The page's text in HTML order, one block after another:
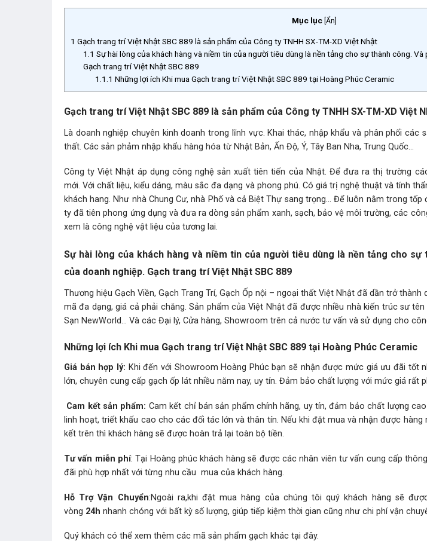
Mục lục Ẩn
1 Gạch trang trí Việt Nhật SBC 889 là sản phẩm của Công ty TNHH SX-TM-XD Việt Nhật
1.1 Sự hài lòng của khách hàng và niềm tin của người tiêu dùng là nền tảng cho sự thành công.
Gạch trang trí Việt Nhật SBC 889
1.1.1 Những lợi ích Khi mua Gạch trang trí Việt Nhật SBC 889 tại Hoàng Phúc Ceramic
Gạch trang trí Việt Nhật SBC 889 là sản phẩm của Công ty TNHH SX-TM-XD Việt
Là doanh nghiệp chuyên kinh doanh trong lĩnh vực. Khai thác, nhập khẩu và phân phối các
thất. Các sản phảm nhập khẩu hàng hóa từ Nhật Bản, Ấn Độ, Ý, Tây Ban Nha, Trung Quốc…
Công ty Việt Nhật áp dụng công nghệ sản xuất tiên tiến của Nhật. Để đưa ra thị trường
mới. Với chất liệu, kiểu dáng, màu sắc đa dạng và phong phú. Có giá trị nghệ thuật và tính
khách hang. Như nhà Chung Cư, nhà Phố và cả Biệt Thự sang trọng… Để luôn nằm trong tốp
ty đã tiên phong ứng dụng và đưa ra dòng sản phẩm xanh, sạch, bảo vệ môi trường, các
xem là công nghệ vật liệu của tương lai.
Sự hài lòng của khách hàng và niềm tin của người tiêu dùng là nền tảng cho sự
của doanh nghiệp. Gạch trang trí Việt Nhật SBC 889
Thương hiệu Gạch Viền, Gạch Trang Trí, Gạch Ốp nội – ngoại thất Việt Nhật đã dần trở thành
mã đa dạng, giá cả phải chăng. Sản phẩm của Việt Nhật đã được nhiều nhà kiến trúc sư
Sạn NewWorld… Và các Đại lý, Cửa hàng, Showroom trên cả nước tư vấn và sử dụng cho
Những lợi ích Khi mua Gạch trang trí Việt Nhật SBC 889 tại Hoàng Phúc Ceramic
Giá bán hợp lý: Khi đến với Showroom Hoàng Phúc bạn sẽ nhận được mức giá ưu đãi tốt
lớn, chuyên cung cấp gạch ốp lát nhiều năm nay, uy tín. Đảm bảo chất lượng với mức giá rất
Cam kết sản phẩm: Cam kết chỉ bán sản phẩm chính hãng, uy tín, đảm bảo chất lượng
linh hoạt, triết khấu cao cho các đối tác lớn và thân tín. Nếu khi đặt mua và nhận được
kết trên thì khách hàng sẽ được hoàn trả lại toàn bộ tiền.
Tư vấn miễn phí: Tại Hoàng phúc khách hàng sẽ được các nhân viên tư vấn cung cấp
đãi phù hợp nhất với từng nhu cầu mua của khách hàng.
Hỗ Trợ Vận Chuyển:Ngoài ra,khi đặt mua hàng của chúng tôi quý khách hàng sẽ
vòng 24h nhanh chóng với bất kỳ số lượng, giúp tiếp kiệm thời gian cũng như chi phí vận
Quý khách có thể xem thêm các mã sản phẩm gạch khác tại đây.